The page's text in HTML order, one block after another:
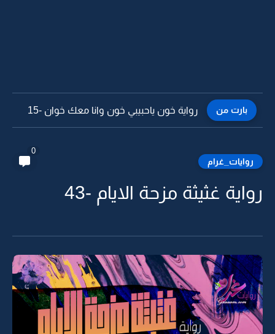
بارت من رواية خون ياحبيبي خون وانا معك خوان -14
روايات_غرام
0
رواية غثيثة مزحة الايام -43